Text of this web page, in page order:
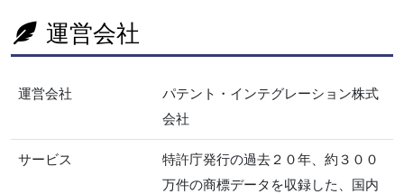
運営会社
運営会社
パテント・インテグレーション株式
会社
サービス
特許庁発行の過去２０年、約３００
万件の商標データを収録した、国内